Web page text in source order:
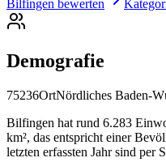
Bilfingen bewerten
Demografie
75236OrtNördliches Baden-
Bilfingen hat rund 6.283
km², das entspricht einer
letzten erfassten Jahr sind per